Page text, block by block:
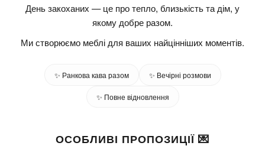
День закоханих — це про тепло, близькість та дім, у
якому добре разом.
Ми створюємо меблі для ваших найцінніших моментів.
✨ Ранкова кава разом ✨ Вечірні розмови
✨ Повне відновлення
ОСОБЛИВІ ПРОПОЗИЦІЇ 💌